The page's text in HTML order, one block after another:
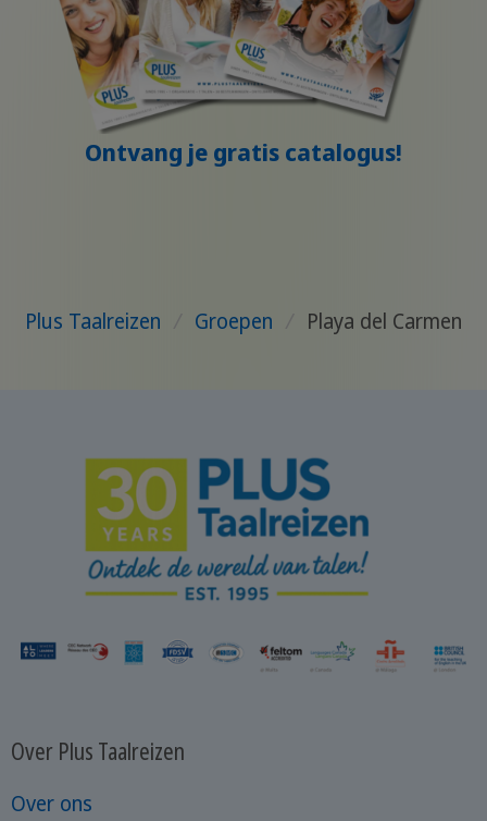
Ontvang je gratis catalogus!
Plus Taalreizen Groepen Playa del Carmen
Over Plus Taalreizen
Over ons